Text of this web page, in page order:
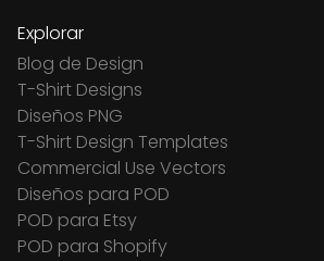
Explorar
Blog de Design
T-Shirt Designs
Diseños PNG
T-Shirt Design Templates
Commercial Use Vectors
Diseños para POD
POD para Etsy
POD para Shopify